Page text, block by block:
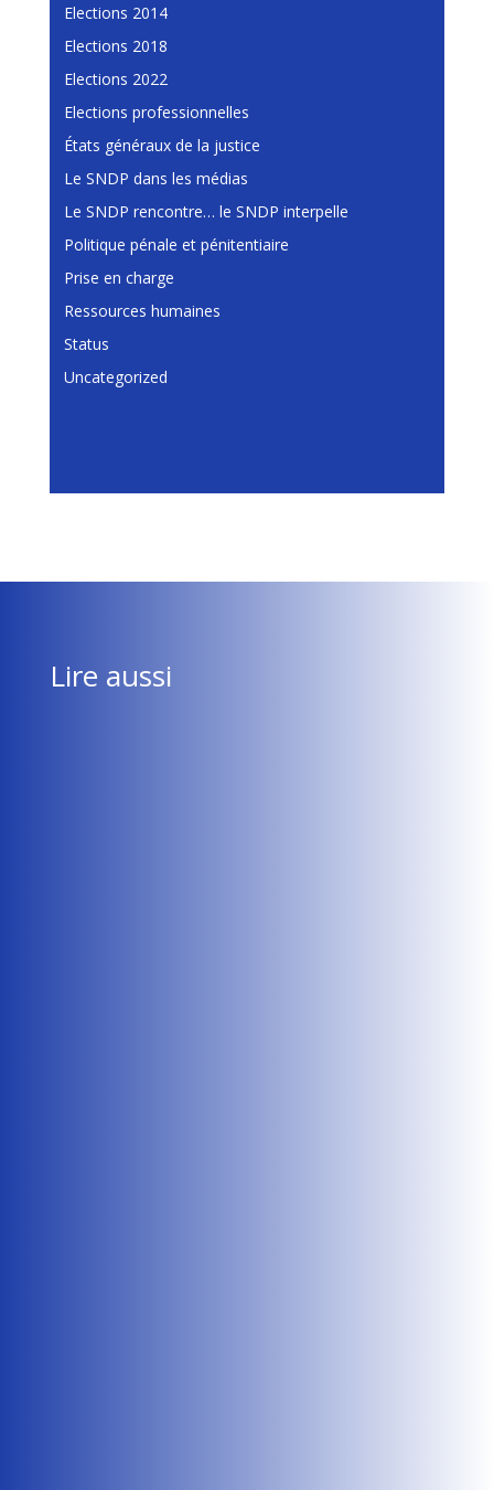
Elections 2014
Elections 2018
Elections 2022
Elections professionnelles
États généraux de la justice
Le SNDP dans les médias
Le SNDP rencontre… le SNDP interpelle
Politique pénale et pénitentiaire
Prise en charge
Ressources humaines
Status
Uncategorized
Lire aussi